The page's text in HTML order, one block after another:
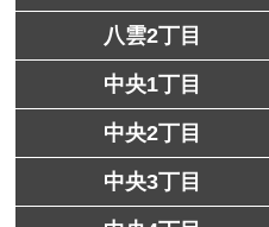
八雲2丁目
中央1丁目
中央2丁目
中央3丁目